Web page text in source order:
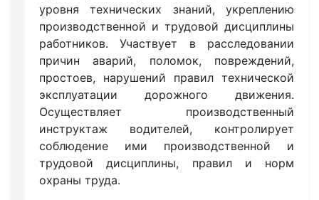
уровня технических знаний, укреплению
производственной и трудовой дисциплины
работников. Участвует в расследовании
причин аварий, поломок, повреждений,
простоев, нарушений правил технической
эксплуатации дорожного движения.
Осуществляет производственный
инструктаж водителей, контролирует
соблюдение ими производственной и
трудовой дисциплины, правил и норм
охраны труда.